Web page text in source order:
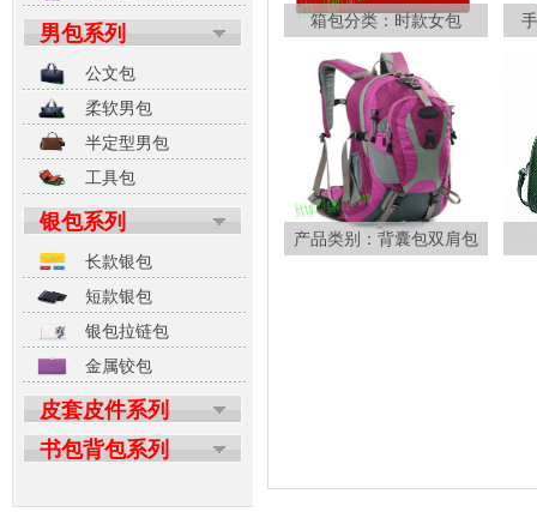
男包系列
公文包
柔软男包
半定型男包
工具包
银包系列
长款银包
短款银包
银包拉链包
金属铰包
皮套皮件系列
书包背包系列
箱包分类：时款女包
产品类别：背囊包双肩包